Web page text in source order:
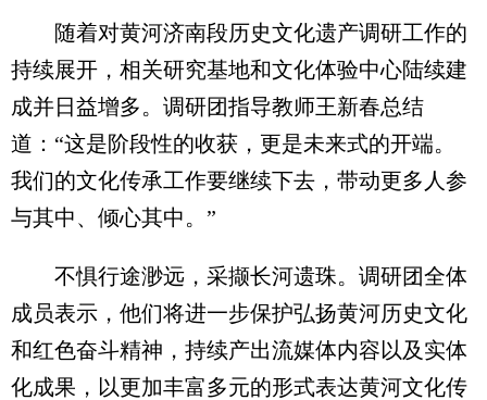
随着对黄河济南段历史文化遗产调研工作的
持续展开，相关研究基地和文化体验中心陆续建
成并日益增多。调研团指导教师王新春总结
道：“这是阶段性的收获，更是未来式的开端。
我们的文化传承工作要继续下去，带动更多人参
与其中、倾心其中。”
不惧行途渺远，采撷长河遗珠。调研团全体
成员表示，他们将进一步保护弘扬黄河历史文化
和红色奋斗精神，持续产出流媒体内容以及实体
化成果，以更加丰富多元的形式表达黄河文化传